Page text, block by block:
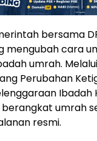
bersama
mengubah cara
umrah.
Perubahan
Ibadah
berangkat umrah
resmi.